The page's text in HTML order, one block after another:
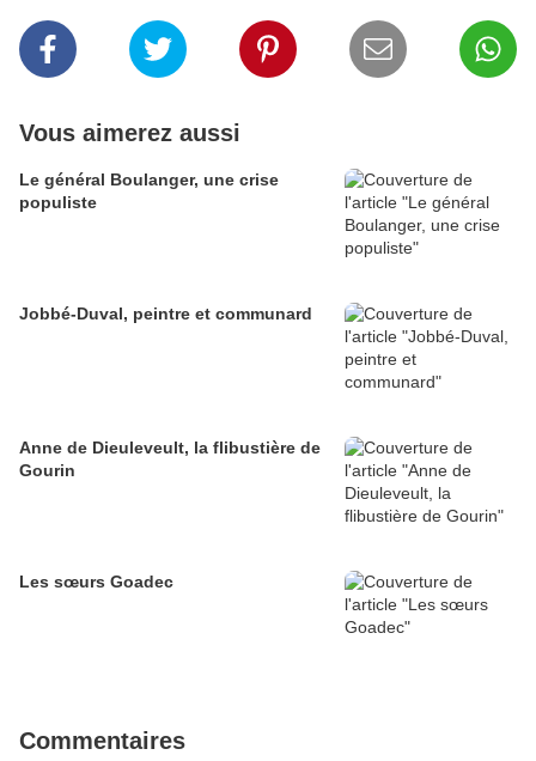
Vous aimerez aussi
Le général Boulanger, une crise
populiste
Jobbé-Duval, peintre et communard
Anne de Dieuleveult, la flibustière de
Gourin
Les sœurs Goadec
Commentaires